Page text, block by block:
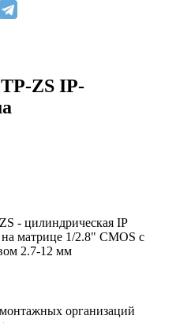
ZS IP-
- цилиндрическая IP
матрице 1/2.8" CMOS с
2.7-12 мм
организаций